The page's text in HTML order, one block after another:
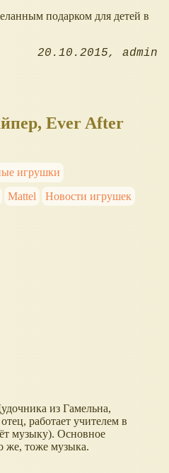
подарком для детей в
20.10.2015 admin
Ever After
игрушки
Mattel Новости игрушек
из Гамельна,
работает учителем в
музыку). Основное
же, тоже музыка.